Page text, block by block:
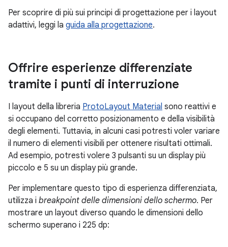
Per scoprire di più sui principi di progettazione per i layout
adattivi, leggi la guida alla progettazione.
Offrire esperienze differenziate
tramite i punti di interruzione
I layout della libreria ProtoLayout Material sono reattivi e
si occupano del corretto posizionamento e della visibilità
degli elementi. Tuttavia, in alcuni casi potresti voler variare
il numero di elementi visibili per ottenere risultati ottimali.
Ad esempio, potresti volere 3 pulsanti su un display più
piccolo e 5 su un display più grande.
Per implementare questo tipo di esperienza differenziata,
utilizza i breakpoint delle dimensioni dello schermo. Per
mostrare un layout diverso quando le dimensioni dello
schermo superano i 225 dp: